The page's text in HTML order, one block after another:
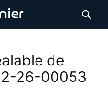
de
26-00053